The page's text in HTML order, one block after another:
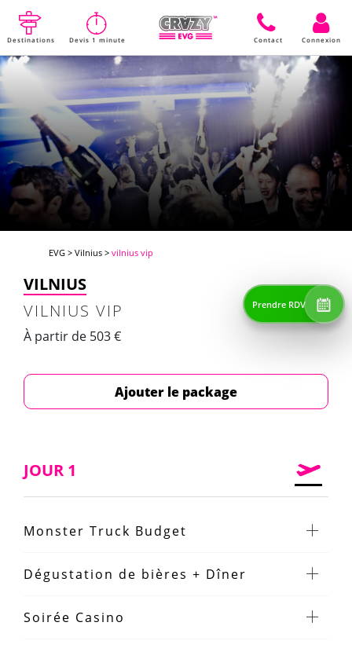
Destinations Devis 1 minute Contact Connexion
EVG > Vilnius > vilnius vip
VILNIUS
VILNIUS VIP
À partir de 503 €
Ajouter le package
JOUR 1
Monster Truck Budget
Dégustation de bières + Dîner
Soirée Casino
Prendre RDV